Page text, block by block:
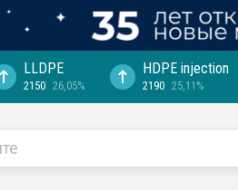
LLDPE
2150 26,05%
HDPE injection
2190 25,11%